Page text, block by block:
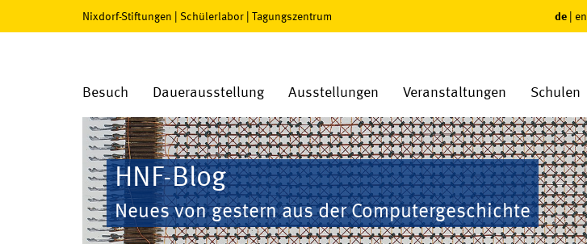
Nixdorf-Stiftungen | Schülerlabor | Tagungszentrum de | en
Besuch Dauerausstellung Ausstellungen Veranstaltungen Schulen
HNF-Blog
Neues von gestern aus der Computergeschichte